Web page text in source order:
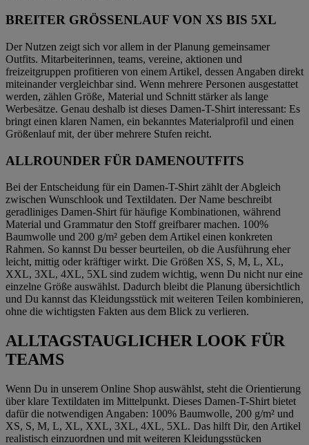
BREITER GRÖSSENLAUF VON XS BIS 5XL
Der Nutzen zeigt sich vor allem in der Planung gemeinsamer
Outfits. Mitarbeiterinnen, teams, vereine, aktionen und
freizeitgruppen profitieren von einem Artikel, dessen Angaben direkt
miteinander vergleichbar sind. Wenn mehrere Personen ausgestattet
werden, zählen Größe, Material und Schnitt stärker als lange
Werbesätze. Genau deshalb ist dieses Damen-T-Shirt interessant: Es
bringt einen klaren Namen, ein bekanntes Materialprofil und einen
Größenlauf mit, der über mehrere Stufen reicht.
ALLROUNDER FÜR DAMENOUTFITS
Bei der Entscheidung für ein Damen-T-Shirt zählt der Abgleich
zwischen Wunschlook und Textildaten. Der Name beschreibt
geradliniges Damen-Shirt für häufige Kombinationen, während
Material und Grammatur den Stoff greifbarer machen. 100%
Baumwolle und 200 g/m² geben dem Artikel einen konkreten
Rahmen. So kannst Du besser beurteilen, ob die Ausführung eher
leicht, mittig oder kräftiger wirkt. Die Größen XS, S, M, L, XL,
XXL, 3XL, 4XL, 5XL sind zudem wichtig, wenn Du nicht nur eine
einzelne Größe auswählst. Dadurch bleibt die Planung übersichtlich
und Du kannst das Kleidungsstück mit weiteren Teilen kombinieren,
ohne die wichtigsten Fakten aus dem Blick zu verlieren.
ALLTAGSTAUGLICHER LOOK FÜR
TEAMS
Wenn Du in unserem Online Shop auswählst, steht die Orientierung
über klare Textildaten im Mittelpunkt. Dieses Damen-T-Shirt bietet
dafür die notwendigen Angaben: 100% Baumwolle, 200 g/m² und
XS, S, M, L, XL, XXL, 3XL, 4XL, 5XL. Das hilft Dir, den Artikel
realistisch einzuordnen und mit weiteren Kleidungsstücken